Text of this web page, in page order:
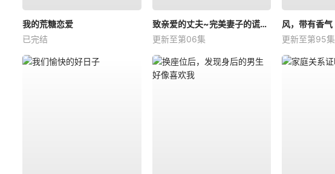
我的荒糖恋爱
已完结
致亲爱的丈夫~完美妻子的谎言~
更新至第06集
风，带有香气
更新至第95集